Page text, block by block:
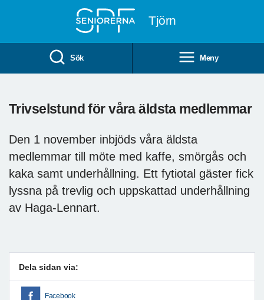
Tjörn
Sök Meny
Trivselstund för våra äldsta medlemmar
Den 1 november inbjöds våra äldsta
medlemmar till möte med kaffe, smörgås och
kaka samt underhållning. Ett fytiotal gäster fick
lyssna på trevlig och uppskattad underhållning
av Haga-Lennart.
Dela sidan via:
Facebook